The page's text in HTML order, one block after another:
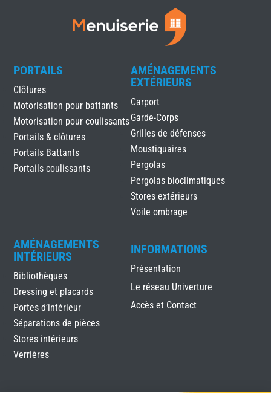
PORTAILS
Clôtures
Motorisation pour battants
Motorisation pour coulissants
Portails & clôtures
Portails Battants
Portails coulissants
AMÉNAGEMENTS
EXTÉRIEURS
Carport
Garde-Corps
Grilles de défenses
Moustiquaires
Pergolas
Pergolas bioclimatiques
Stores extérieurs
Voile ombrage
AMÉNAGEMENTS
INTÉRIEURS
Bibliothèques
Dressing et placards
Portes d’intérieur
Séparations de pièces
Stores intérieurs
Verrières
INFORMATIONS
Présentation
Le réseau Univerture
Accès et Contact